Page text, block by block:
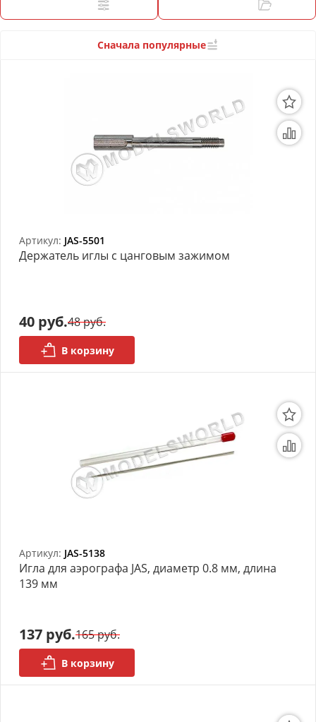
Модели из бумаги
Аэрографы и компрессоры
Литература для моделиста
Готовые модели
Товары для школы
Органайзеры
Полки под краску
Рейки из ценных пород
Деревянные бруски
Подставки под миниатюры
Деревянные 3D модели
Донышки для вязания
Сначала популярные
Артикул: JAS-5501
Держатель иглы с цанговым зажимом
40 руб.48 руб.
В корзину
Артикул: JAS-5138
Игла для аэрографа JAS, диаметр 0.8 мм, длина
139 мм
137 руб.165 руб.
В корзину